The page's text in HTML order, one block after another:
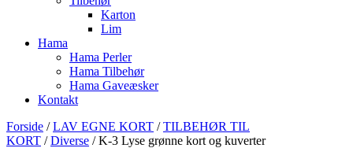
Karton
Lim
Hama
Hama Perler
Hama Tilbehør
Hama Gaveæsker
Kontakt
Forside /LAV EGNE KORT /TILBEHØR TIL
KORT /Diverse / K-3 Lyse grønne kort og kuverter